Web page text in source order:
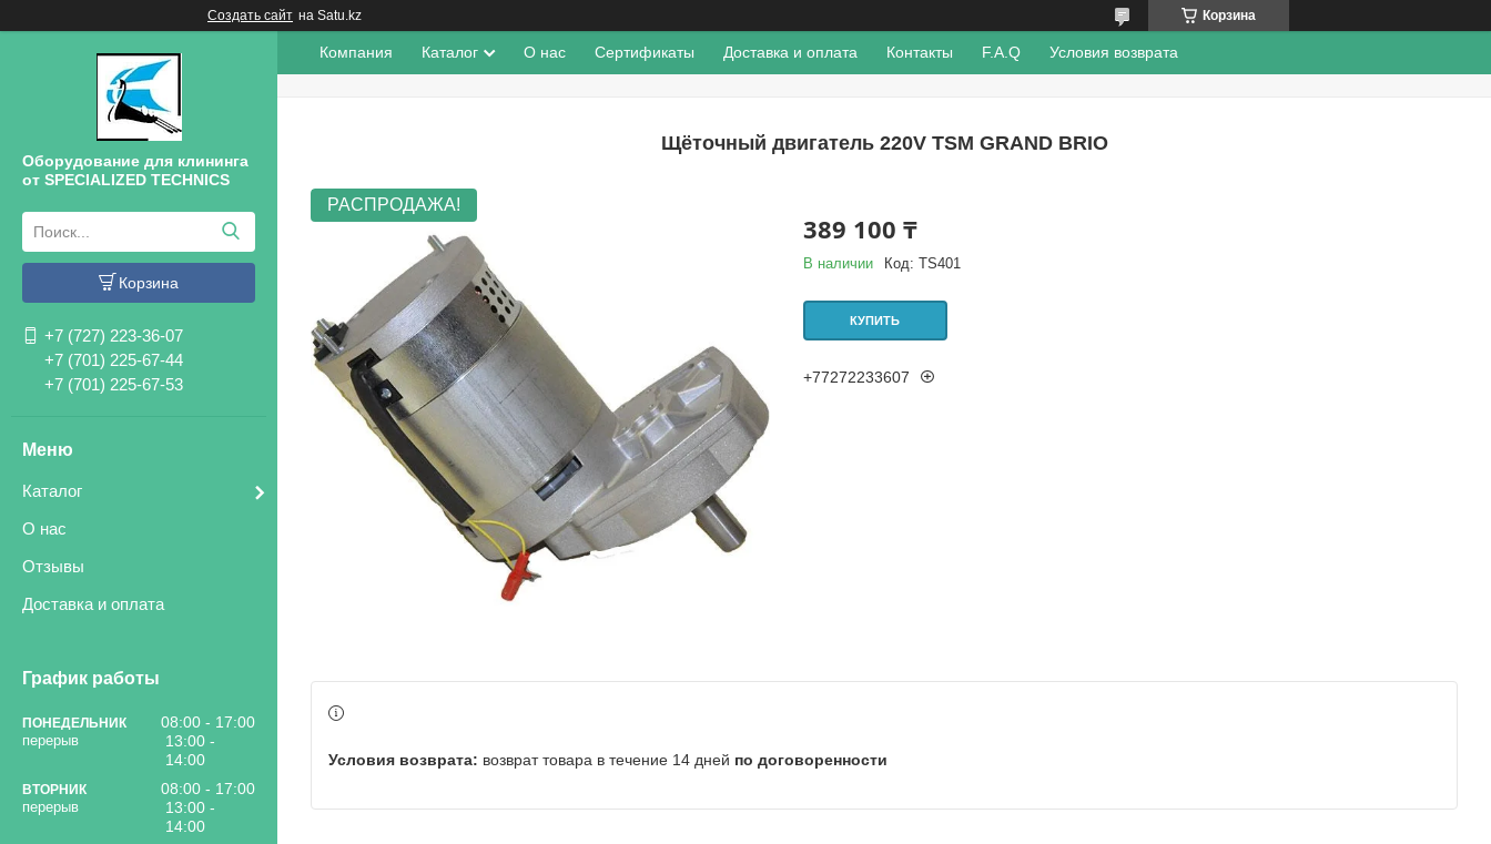
Создать сайт на Satu.kz Корзина
Оборудование для клининга
от SPECIALIZED TECHNICS
Корзина
+7 (727) 223-36-07
+7 (701) 225-67-44
+7 (701) 225-67-53
Каталог
О нас
Отзывы
Доставка и оплата
График работы
ПОНЕДЕЛЬНИК 08:00
17:00
13:00
14:00
ВТОРНИК 08:00
17:00
13:00
14:00
Компания Каталог О нас Сертификаты Доставка и оплата Контакты F.A.Q Условия возврата
Щёточный двигатель 220V TSM GRAND BRIO
РАСПРОДАЖА!
389 100 ₸
В наличии Код: TS401
КУПИТЬ
+77272233607
возврат товара в течение 14 дней по договоренности